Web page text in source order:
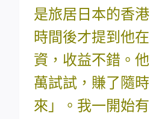
是旅居日本的香
時間後才提到他
資，收益不錯。
萬試試，賺了隨
來」。我一開始